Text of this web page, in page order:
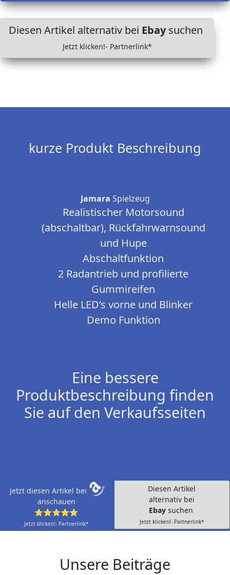
Diesen Artikel alternativ bei Ebaysuchen
Jetzt klicken!- Partnerlink*
kurze Produkt Beschreibung
Jamara Spielzeug
Realistischer Motorsound
(abschaltbar), Rückfahrwarnsound
und Hupe
Abschaltfunktion
2 Radantrieb und profilierte
Gummireifen
Helle LED‘s vorne und Blinker
Demo Funktion
Eine bessere
Produktbeschreibung finden
Sie auf den Verkaufsseiten
Jetzt diesen Artikel bei
anschauen
⭐⭐⭐⭐⭐
Jetzt klicken!- Partnerlink*
Diesen Artikel
alternativ bei
Ebay suchen
Jetzt klicken!- Partnerlink*
Unsere Beiträge